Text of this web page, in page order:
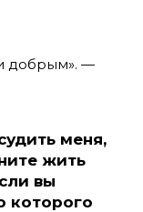
добрым». —
меня,
жить
вы
которого